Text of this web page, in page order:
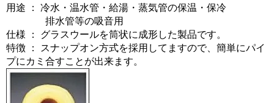
用途 ： 冷水・温水管・給湯・蒸気管の保温・保冷
排水管等の吸音用
仕様 ： グラスウールを筒状に成形した製品です。
特徴 ： スナップオン方式を採用してますので、簡単にパイ
プにカミ合すことが出来ます。